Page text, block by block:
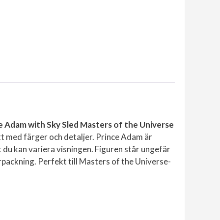
Adam with Sky Sled Masters of the Universe
färger och detaljer. Prince Adam är
kan variera visningen. Figuren står ungefär
Perfekt till Masters of the Universe-